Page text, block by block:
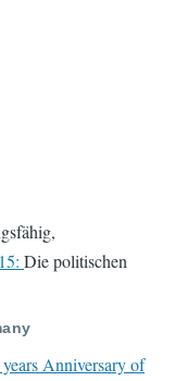
Die politischen
Anniversary of